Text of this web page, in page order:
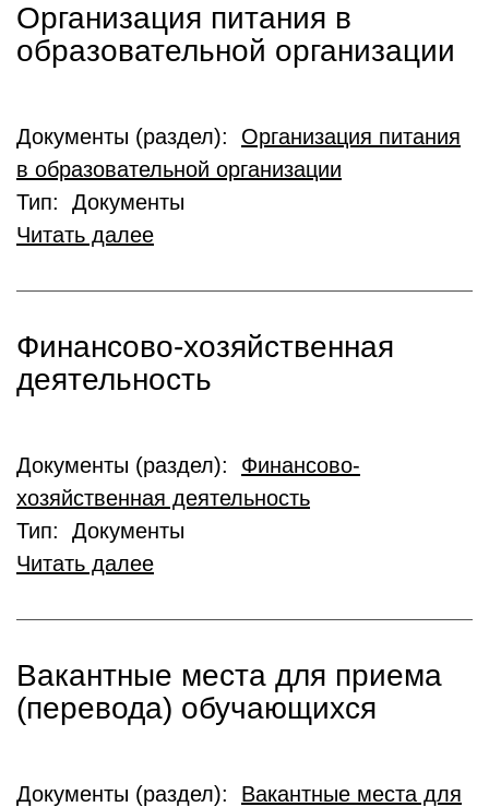
Организация питания в
образовательной организации
Документы (раздел): Организация питания
в образовательной организации
Тип: Документы
Читать далее
Финансово-хозяйственная
деятельность
Документы (раздел): Финансово-
хозяйственная деятельность
Тип: Документы
Читать далее
Вакантные места для приема
(перевода) обучающихся
Документы (раздел): Вакантные места для